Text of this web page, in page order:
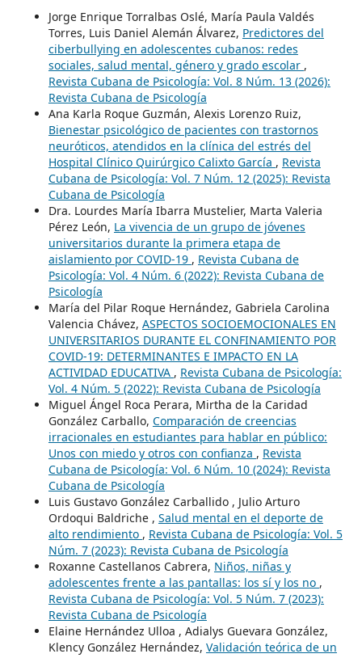
Jorge Enrique Torralbas Oslé, María Paula Valdés
Torres, Luis Daniel Alemán Álvarez, Predictores del
ciberbullying en adolescentes cubanos: redes
sociales, salud mental, género y grado escolar ,
Revista Cubana de Psicología: Vol. 8 Núm. 13 (2026):
Revista Cubana de Psicología
Ana Karla Roque Guzmán, Alexis Lorenzo Ruiz,
Bienestar psicológico de pacientes con trastornos
neuróticos, atendidos en la clínica del estrés del
Hospital Clínico Quirúrgico Calixto García , Revista
Cubana de Psicología: Vol. 7 Núm. 12 (2025): Revista
Cubana de Psicología
Dra. Lourdes María Ibarra Mustelier, Marta Valeria
Pérez León, La vivencia de un grupo de jóvenes
universitarios durante la primera etapa de
aislamiento por COVID-19 , Revista Cubana de
Psicología: Vol. 4 Núm. 6 (2022): Revista Cubana de
Psicología
María del Pilar Roque Hernández, Gabriela Carolina
Valencia Chávez, ASPECTOS SOCIOEMOCIONALES EN
UNIVERSITARIOS DURANTE EL CONFINAMIENTO POR
COVID-19: DETERMINANTES E IMPACTO EN LA
ACTIVIDAD EDUCATIVA , Revista Cubana de Psicología:
Vol. 4 Núm. 5 (2022): Revista Cubana de Psicología
Miguel Ángel Roca Perara, Mirtha de la Caridad
González Carballo, Comparación de creencias
irracionales en estudiantes para hablar en público:
Unos con miedo y otros con confianza , Revista
Cubana de Psicología: Vol. 6 Núm. 10 (2024): Revista
Cubana de Psicología
Luis Gustavo González Carballido , Julio Arturo
Ordoqui Baldriche , Salud mental en el deporte de
alto rendimiento , Revista Cubana de Psicología: Vol. 5
Núm. 7 (2023): Revista Cubana de Psicología
Roxanne Castellanos Cabrera, Niños, niñas y
adolescentes frente a las pantallas: los sí y los no ,
Revista Cubana de Psicología: Vol. 5 Núm. 7 (2023):
Revista Cubana de Psicología
Elaine Hernández Ulloa , Adialys Guevara González,
Klency González Hernández, Validación teórica de un